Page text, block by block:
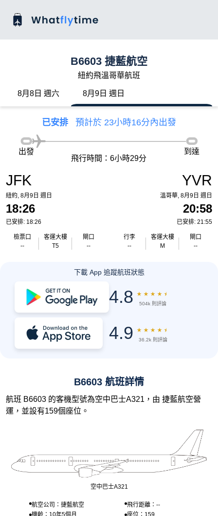
B6603 捷藍航空
紐約飛溫哥華航班
8月8日 週六 8月9日 週日
已安排 預計於 23小時16分內出發
JFK
紐約, 8月9日 週日
18:26
已安排: 18:26
檢票口
--
客運大樓
T5
閘口
--
出發
飛行時間：6小時29分
到達
YVR
溫哥華, 8月9日 週日
20:58
已安排: 21:55
行李
--
客運大樓
M
閘口
--
下載 App 追蹤航班狀態
4.8 ★ ★ ★ ★ ★
504k 則評論
4.9 ★ ★ ★ ★ ★
36.2k 則評論
B6603 航班詳情
航班 B6603 的客機型號為空中巴士A321，由 捷藍航空營
運，並設有159個座位。
空中巴士A321
航空公司：捷藍航空
飛行距離：--
機齡：10年5個月
座位：159